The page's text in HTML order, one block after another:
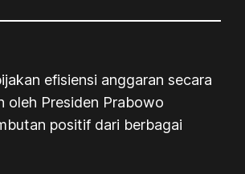
efisiensi anggaran secara
oleh Presiden Prabowo
positif dari berbagai